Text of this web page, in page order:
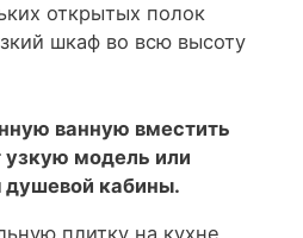
открытых полок
шкаф во всю высоту
ванную вместить
модель или
кабины.